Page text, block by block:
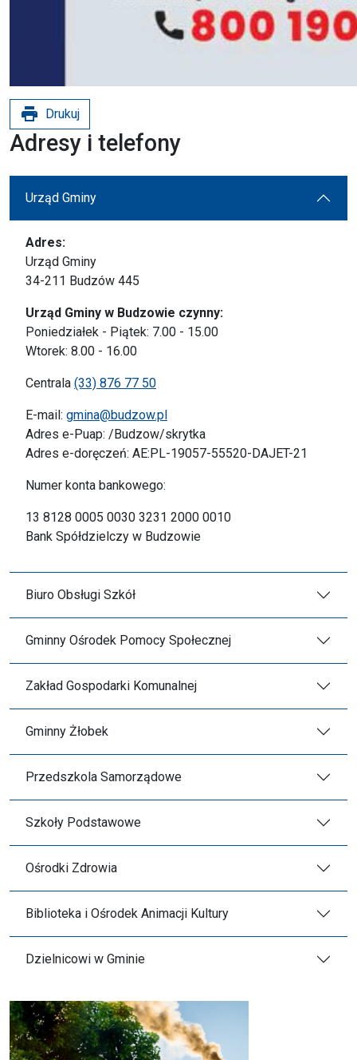
print Drukuj
Adresy i telefony
Urząd Gminy
Adres:
Urząd Gminy
34-211 Budzów 445
Urząd Gminy w Budzowie czynny:
Poniedziałek - Piątek: 7.00 - 15.00
Wtorek: 8.00 - 16.00
Centrala (33) 876 77 50
E-mail: gmina@budzow.pl
Adres e-Puap: /Budzow/skrytka
Adres e-doręczeń: AE:PL-19057-55520-DAJET-21
Numer konta bankowego:
13 8128 0005 0030 3231 2000 0010
Bank Spółdzielczy w Budzowie
Biuro Obsługi Szkół
Gminny Ośrodek Pomocy Społecznej
Zakład Gospodarki Komunalnej
Gminny Żłobek
Przedszkola Samorządowe
Szkoły Podstawowe
Ośrodki Zdrowia
Biblioteka i Ośrodek Animacji Kultury
Dzielnicowi w Gminie